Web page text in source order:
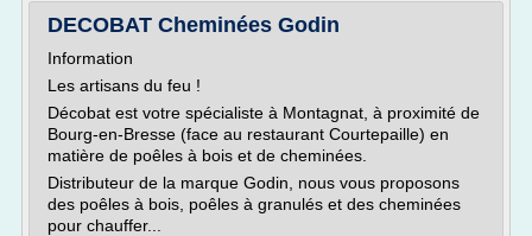
DECOBAT Cheminées Godin
Information
Les artisans du feu !
Décobat est votre spécialiste à Montagnat, à proximité de
Bourg-en-Bresse (face au restaurant Courtepaille) en
matière de poêles à bois et de cheminées.
Distributeur de la marque Godin, nous vous proposons
des poêles à bois, poêles à granulés et des cheminées
pour chauffer...